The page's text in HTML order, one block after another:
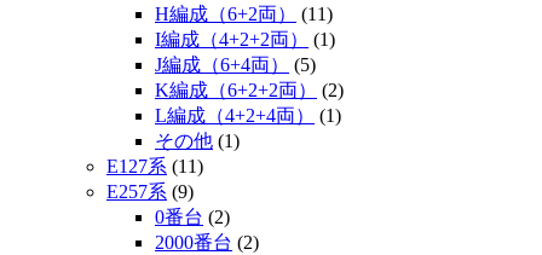
H編成（6+2両）
(11)
I編成（4+2+2両）
(1)
J編成（6+4両）
(5)
K編成（6+2+2両）
(2)
L編成（4+2+4両）
(1)
その他 (1)
E127系 (11)
E257系 (9)
0番台 (2)
2000番台 (2)